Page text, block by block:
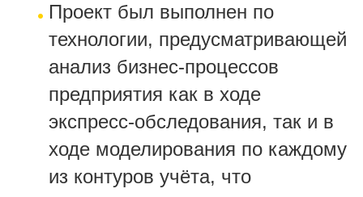
Проект был выполнен по
технологии, предусматривающей
анализ бизнес-процессов
предприятия как в ходе
экспресс-обследования, так и в
ходе моделирования по каждому
из контуров учёта, что